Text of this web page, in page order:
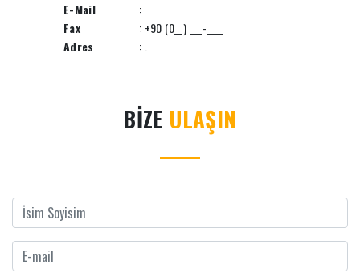
E-Mail
:
Fax
: +90 (0__) ___-____
Adres
: .
BİZE ULAŞIN